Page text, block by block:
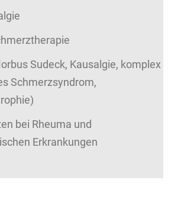
Sudeck, Kausalgie, komplex
Schmerzsyndrom,
bei Rheuma und
Erkrankungen